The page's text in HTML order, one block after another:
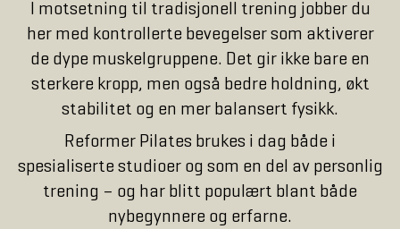
I motsetning til tradisjonell trening jobber du
her med kontrollerte bevegelser som aktiverer
de dype muskelgruppene. Det gir ikke bare en
sterkere kropp, men også bedre holdning, økt
stabilitet og en mer balansert fysikk.
Reformer Pilates brukes i dag både i
spesialiserte studioer og som en del av personlig
trening – og har blitt populært blant både
nybegynnere og erfarne.